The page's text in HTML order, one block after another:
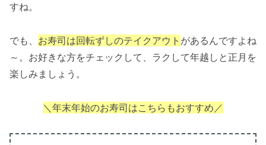
すね。
でも、 お寿司は回転ずしのテイクアウト があるんですよね
～。お好きな方をチェックして、ラクして年越しと正月を
楽しみましょう。
＼年末年始のお寿司はこちらもおすすめ／